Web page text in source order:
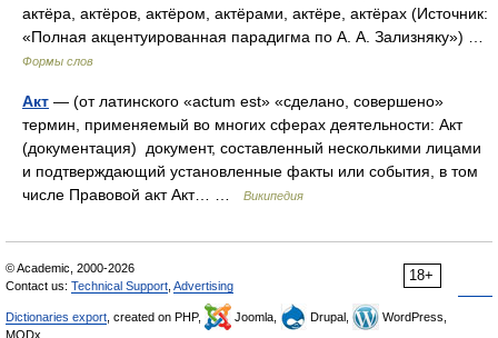
актёра, актёров, актёром, актёрами, актёре, актёрах (Источник:
«Полная акцентуированная парадигма по А. А. Зализняку») …
Формы слов
Акт — (от латинского «actum est» «сделано, совершено»
термин, применяемый во многих сферах деятельности: Акт
(документация) документ, составленный несколькими лицами
и подтверждающий установленные факты или события, в том
числе Правовой акт Акт… …
Википедия
18+
© Academic, 2000-2026
Contact us: Technical Support Advertising
Dictionaries export , created on PHP, Joomla, Drupal,
WordPress,
MODx.